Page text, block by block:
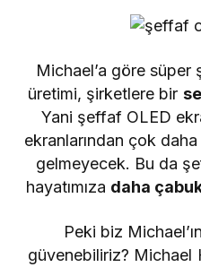
Michael’a göre süper
üretimi, şirketlere bir
Yani şeffaf OLED
ekranlarından çok
gelmeyecek. Bu da
hayatımıza daha
Peki biz
güvenebiliriz? Michael